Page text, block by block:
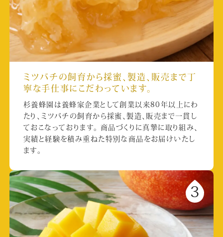
ミツバチの飼育から採蜜、製造、販売まで丁
寧な手仕事にこだわっています。
杉養蜂園は養蜂家企業として創業以来80年以上にわ
たり、ミツバチの飼育から採蜜、製造、販売まで一貫し
ておこなっております。 商品づくりに真摯に取り組み、
実績と経験を積み重ねた特別な商品をお届けいたし
ます。